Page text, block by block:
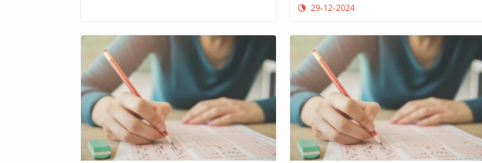
29-12-2024